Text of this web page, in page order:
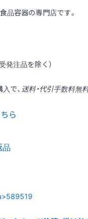
品容器の専門店です。
受発注品を除く）
入で、 送料・代引手数料無
ら
品